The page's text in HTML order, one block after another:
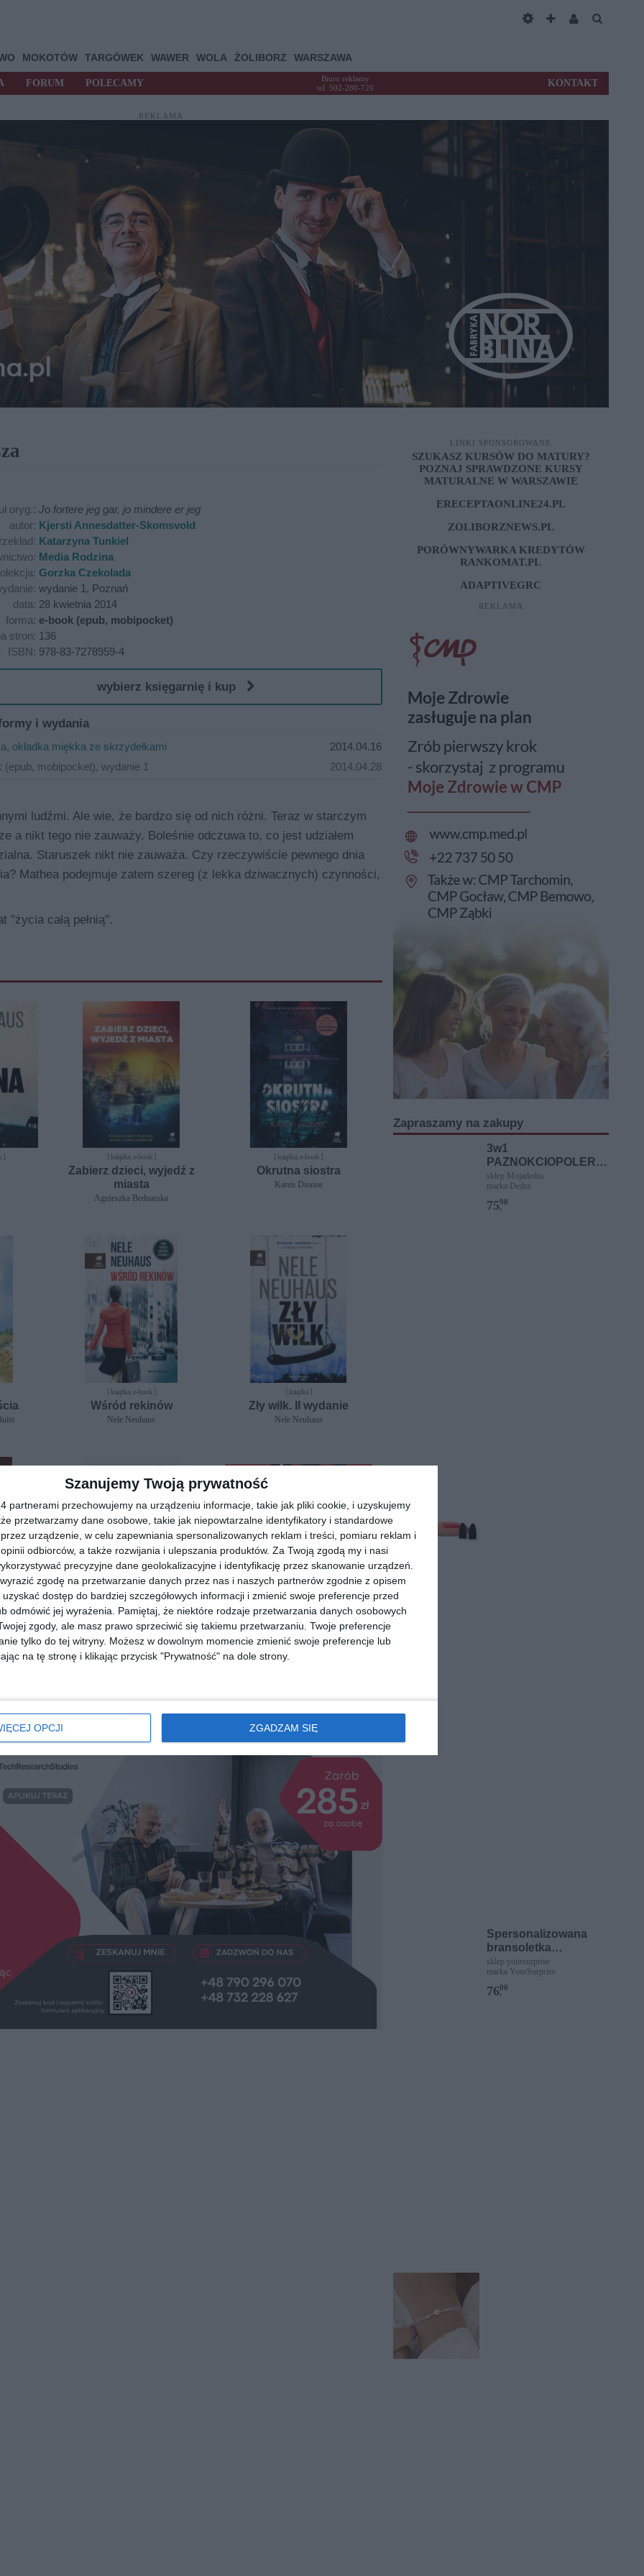
Szanujemy Twoją prywatność
partnerami przechowujemy na urządzeniu informacje, takie jak pliki cookie, i uzyskujemy
przetwarzamy dane osobowe, takie jak niepowtarzalne identyfikatory i standardowe
przez urządzenie, w celu zapewniania spersonalizowanych reklam i treści, pomiaru reklam i
odbiorców, a także rozwijania i ulepszania produktów. Za Twoją zgodą my i nasi
precyzyjne dane geolokalizacyjne i identyfikację przez skanowanie urządzeń.
zgodę na przetwarzanie danych przez nas i naszych partnerów zgodnie z opisem
dostęp do bardziej szczegółowych informacji i zmienić swoje preferencje przed
odmówić jej wyrażenia.
Pamiętaj, że niektóre rodzaje przetwarzania danych osobowych
zgody, ale masz prawo sprzeciwić się takiemu przetwarzaniu. Twoje preferencje
tylko do tej witryny. Możesz w dowolnym momencie zmienić swoje preferencje lub
na tę stronę i klikając przycisk "Prywatność" na dole strony.
OPCJI ZGADZAM SIĘ
MOKOTÓW TARGÓWEK WAWER WOLA ŻOLIBORZ WARSZAWA
FORUM POLECAMY
Biuro reklamy
tel. 502-280-720
KONTAKT
REKLAMA
oryg.: Jo fortere jeg gar, jo mindere er jeg
autor: Kjersti Annesdatter-Skomsvold
Katarzyna Tunkiel
Media Rodzina
Gorzka Czekolada
wydanie 1, Poznań
data: 28 kwietnia 2014
forma: e-book (epub, mobipocket)
stron: 136
ISBN: 978-83-7278959-4
wybierz księgarnię i kup
i wydania
okładka miękka ze skrzydełkami
2014.04.16
(epub, mobipocket), wydanie 1
2014.04.28
ludźmi. Ale wie, że bardzo się od nich różni. Teraz w starczym
a nikt tego nie zauważy. Boleśnie odczuwa to, co jest udziałem
Staruszek nikt nie zauważa. Czy rzeczywiście pewnego dnia
Mathea podejmuje zatem szereg (z lekka dziwacznych) czynności,
"życia całą pełnią".
] [ książka, e-book ]
Zabierz dzieci, wyjedź z
miasta
Agnieszka Bednarska
[ książka, e-book ]
Okrutna siostra
Karen Dionne
[ książka, e-book ]
Wśród rekinów
Nele Neuhaus
[ książka ]
Zły wilk. II wydanie
Nele Neuhaus
[ książka, e-book ]
Dzień Matki
Nele Neuhaus
[ książka, audiobook, e-book ]
Ostatnie instrukcje
Nir Hezroni
LINKI SPONSOROWANE
SZUKASZ KURSÓW DO MATURY?
POZNAJ SPRAWDZONE KURSY
MATURALNE W WARSZAWIE
ERECEPTAONLINE24.PL
ZOLIBORZNEWS.PL
PORÓWNYWARKA KREDYTÓW
RANKOMAT.PL
ADAPTIVEGRC
REKLAMA
Zapraszamy na zakupy
3w1
PAZNOKCIOPOLERKA
elektryczny pilnik i
polerka + GRATIS 3
szt. KOŃCÓWEK
sklep Mojadedra
marka Dedra
75,
90
Spersonalizowana
bransoletka
sznurkowa - Różowa -
Złote kółko
sklep yoursurprise
marka YourSurprise
76,
00